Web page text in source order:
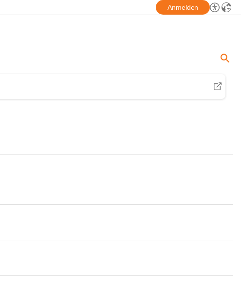
Anmelden